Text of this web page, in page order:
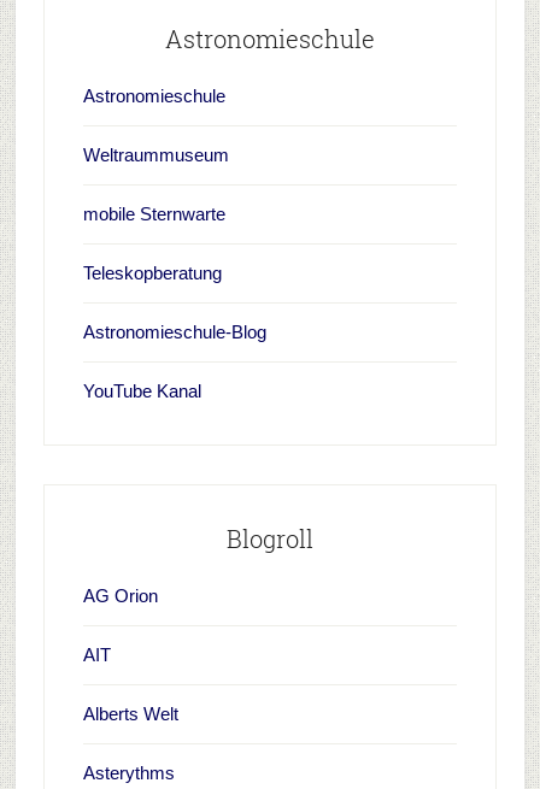
Astronomieschule
Astronomieschule
Weltraummuseum
mobile Sternwarte
Teleskopberatung
Astronomieschule-Blog
YouTube Kanal
Blogroll
AG Orion
AIT
Alberts Welt
Asterythms